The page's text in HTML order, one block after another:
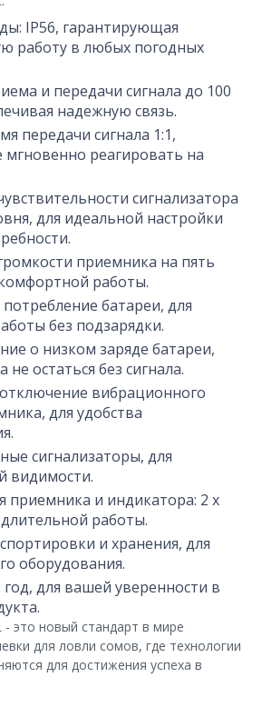
IP56, гарантирующая
работу в любых погодных
и передачи сигнала до 100
надежную связь.
передачи сигнала 1:1,
реагировать на
сигнализатора
для идеальной настройки
приемника на пять
работы.
батареи, для
без подзарядки.
о низком заряде батареи,
не остаться без сигнала.
вибрационного
для удобства
сигнализаторы, для
видимости.
приемника и индикатора: 2 х
работы.
и хранения, для
оборудования.
год, для вашей уверенности в
- это новый стандарт в мире
для ловли сомов, где технологии
для достижения успеха в